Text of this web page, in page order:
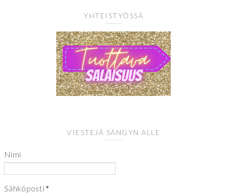
YHTEISTYÖSSÄ
VIESTEJÄ SÄNGYN ALLE
Nimi
Sähköposti*